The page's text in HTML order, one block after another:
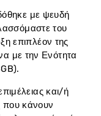
με ψευδή
του
επιπλέον της
με την Ενότητα
και/ή
που κάνουν